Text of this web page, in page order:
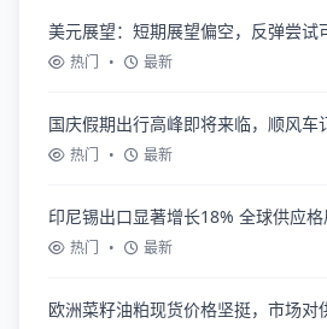
美元展望：短期展望偏空，反弹尝试
热门 • 最新
国庆假期出行高峰即将来临，顺风车
热门 • 最新
印尼锡出口显著增长18%
热门 • 最新
欧洲菜籽油粕现货价格坚挺，市场对